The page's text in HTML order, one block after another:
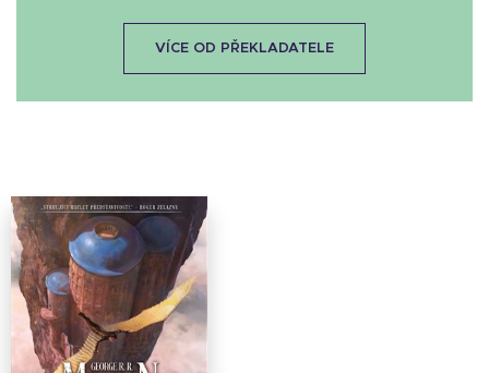
VÍCE OD PŘEKLADATELE